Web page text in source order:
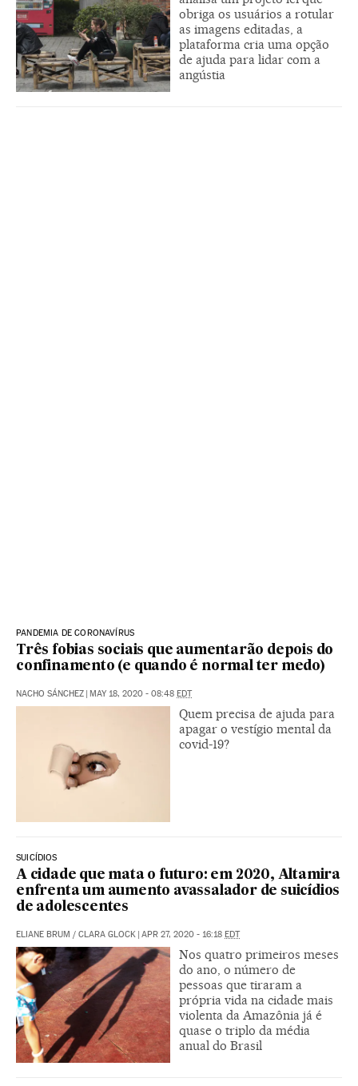
obriga os usuários a rotular
as imagens editadas, a
plataforma cria uma opção
de ajuda para lidar com a
angústia
PANDEMIA DE CORONAVÍRUS
Três fobias sociais que aumentarão depois do
confinamento (e quando é normal ter medo)
NACHO SÁNCHEZ | MAY 18, 2020 - 08:48 EDT
Quem precisa de ajuda para
apagar o vestígio mental da
covid-19?
SUICÍDIOS
A cidade que mata o futuro: em 2020, Altamira
enfrenta um aumento avassalador de suicídios
de adolescentes
ELIANE BRUM / CLARA GLOCK | APR 27, 2020 - 16:18 EDT
Nos quatro primeiros meses
do ano, o número de
pessoas que tiraram a
própria vida na cidade mais
violenta da Amazônia já é
quase o triplo da média
anual do Brasil